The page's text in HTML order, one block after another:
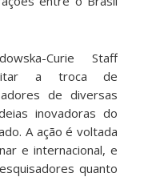
Curie Staff
a troca de
de diversas
inovadoras do
A ação é voltada
e internacional, e
quanto